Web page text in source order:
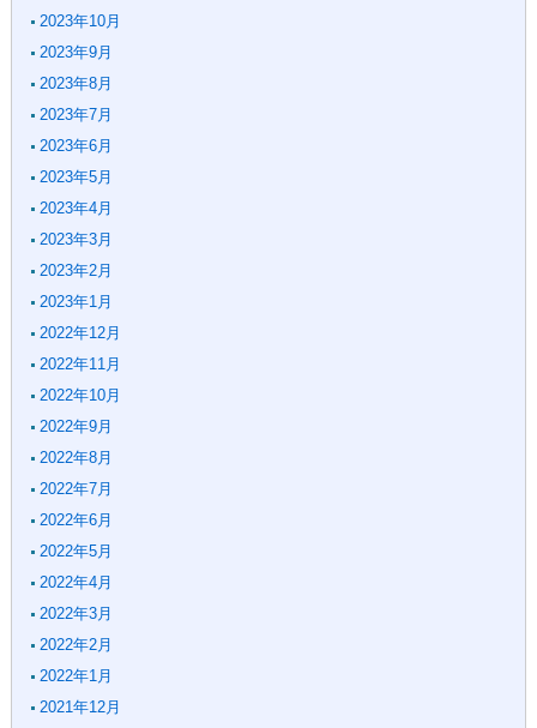
2023年10月
2023年9月
2023年8月
2023年7月
2023年6月
2023年5月
2023年4月
2023年3月
2023年2月
2023年1月
2022年12月
2022年11月
2022年10月
2022年9月
2022年8月
2022年7月
2022年6月
2022年5月
2022年4月
2022年3月
2022年2月
2022年1月
2021年12月